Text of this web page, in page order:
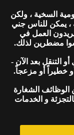
السخية ، ولكن
، يمكن للناس جني
يريدون العمل في
مضطرين لذلك.
التنقل بعد الآن -
خطيراً أو مزعجاً.
الوظائف الشغارة
و الخدمات